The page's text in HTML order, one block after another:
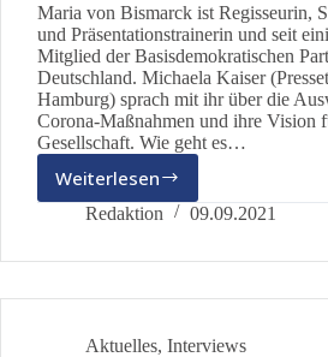
Maria von Bismarck ist Regisseurin,
und Präsentationstrainerin und seit
Mitglied der Basisdemokratischen
Deutschland. Michaela Kaiser
Hamburg) sprach mit ihr über die
Corona-Maßnahmen und ihre Vision
Gesellschaft. Wie geht es…
Weiterlesen
Wir
brauchen
anderes
Redaktion 09.09.2021
Aktuelles, Interviews